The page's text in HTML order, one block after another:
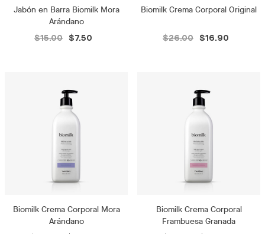
Jabón en Barra Biomilk Mora
Arándano
$15.00 $7.50
Biomilk Crema Corporal Original
$26.00 $16.90
Biomilk Crema Corporal Mora
Arándano
Biomilk Crema Corporal
Frambuesa Granada